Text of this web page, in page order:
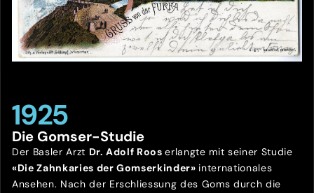
1925
Die Gomser-Studie
Der Basler Arzt Dr. Adolf Rooserlangte mit seiner Studie
«Die Zahnkaries der Gomserkinder» internationales
Ansehen. Nach der Erschliessung des Goms durch die